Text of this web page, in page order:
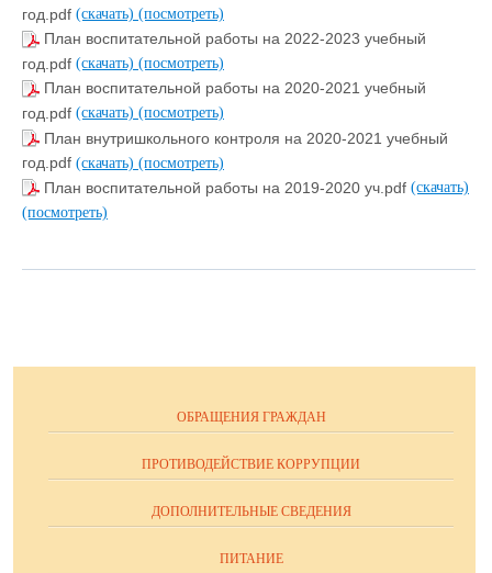
год.pdf (скачать) (посмотреть)
План воспитательной работы на 2022-2023 учебный
год.pdf (скачать) (посмотреть)
План воспитательной работы на 2020-2021 учебный
год.pdf (скачать) (посмотреть)
План внутришкольного контроля на 2020-2021 учебный
год.pdf (скачать) (посмотреть)
План воспитательной работы на 2019-2020 уч.pdf (скачать)
(посмотреть)
ОБРАЩЕНИЯ ГРАЖДАН
ПРОТИВОДЕЙСТВИЕ КОРРУПЦИИ
ДОПОЛНИТЕЛЬНЫЕ СВЕДЕНИЯ
ПИТАНИЕ